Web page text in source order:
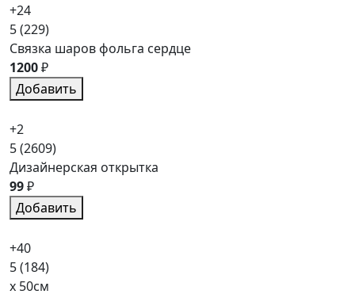
+24
5(229)
Связка шаров фольга сердце
1200₽
Добавить
+2
5(2609)
Дизайнерская открытка
99₽
Добавить
+40
5(184)
x 50см